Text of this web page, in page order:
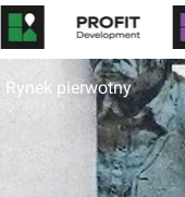
Rynek pierwotny